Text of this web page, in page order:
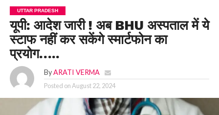
UTTAR PRADESH
यूपी: आदेश जारी ! अब BHU अस्पताल में ये
स्टाफ नहीं कर सकेंगे स्मार्टफोन का
प्रयोग…..
By ARATI VERMA
Posted onAugust 22, 2024